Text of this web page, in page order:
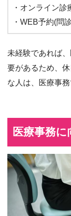
・オンライン診
・WEB予約(問
未経験であれば
要があるため、
な人は、医療事務
医療事務